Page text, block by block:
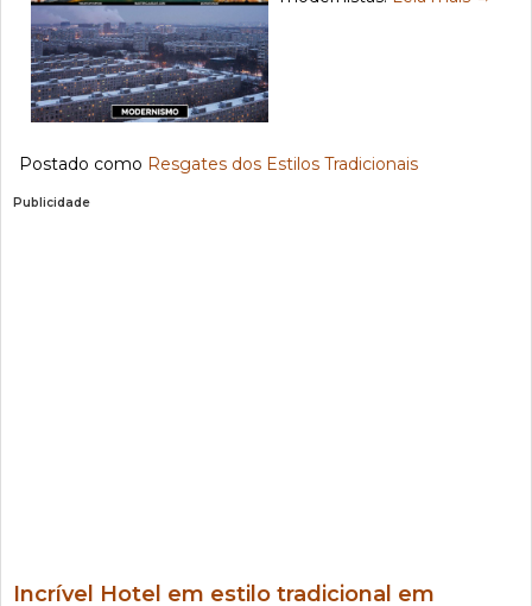
Postado como Resgates dos Estilos Tradicionais
Publicidade
Incrível Hotel em estilo tradicional em